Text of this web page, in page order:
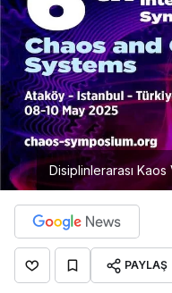
Disiplinlerarası
PAYLAŞ